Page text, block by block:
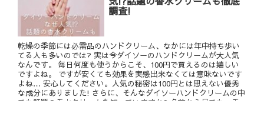
調査!
乾燥の季節には必需品のハンドクリーム、なかには年中持ち歩い
てる人も多いのでは? 実は今ダイソーのハンドクリームが大人気
なんです。 毎日何度も使うからこそ、100円で買えるのは嬉しい
ですよね。 ですが安くても効果を実感出来なくては意味ないです
よね… 安心してください。人気の秘密は100円とは思えない優秀
な成分にありました! さらに、そんなダイソーハンドクリームの中
でも話題の香水クリームを知っていますか? 名前から見ても、香